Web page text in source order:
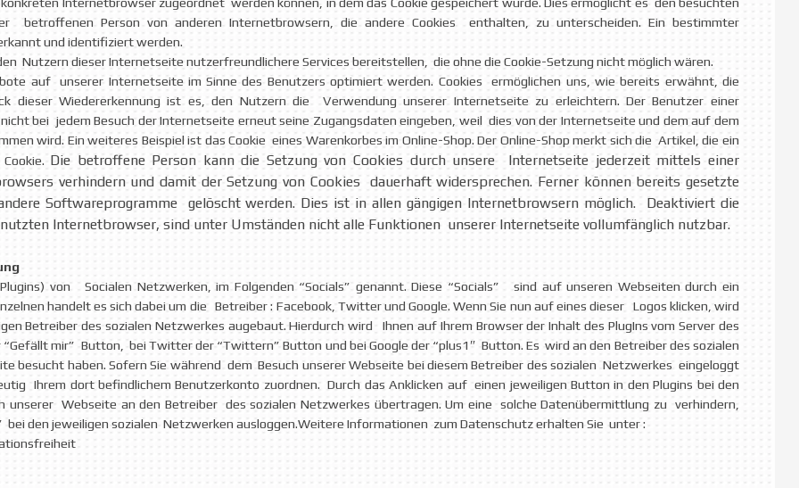
betroffenen Person von anderen Internetbrowsern, die andere Cookies enthalten, zu unterscheiden. Ein bestimmter
und identifiziert werden.
Nutzern dieser Internetseite nutzerfreundlichere Services bereitstellen, die ohne die Cookie-Setzung nicht möglich wären.
auf unserer Internetseite im Sinne des Benutzers optimiert werden. Cookies ermöglichen uns, wie bereits erwähnt, die
dieser Wiedererkennung ist es, den Nutzern die Verwendung unserer Internetseite zu erleichtern. Der Benutzer einer
bei jedem Besuch der Internetseite erneut seine Zugangsdaten eingeben, weil dies von der Internetseite und dem auf dem
wird. Ein weiteres Beispiel ist das Cookie eines Warenkorbes im Online-Shop. Der Online-Shop merkt sich die Artikel, die ein
Die betroffene Person kann die Setzung von Cookies durch unsere Internetseite jederzeit mittels einer
verhindern und damit der Setzung von Cookies dauerhaft widersprechen. Ferner können bereits gesetzte
Softwareprogramme gelöscht werden. Dies ist in allen gängigen Internetbrowsern möglich. Deaktiviert die
Internetbrowser, sind unter Umständen nicht alle Funktionen unserer Internetseite vollumfänglich nutzbar.
von Socialen Netzwerken, im Folgenden “Socials” genannt. Diese “Socials” sind auf unseren Webseiten durch ein
handelt es sich dabei um die Betreiber : Facebook, Twitter und Google. Wenn Sie nun auf eines dieser Logos klicken, wird
Betreiber des sozialen Netzwerkes augebaut. Hierdurch wird Ihnen auf Ihrem Browser der Inhalt des PlugIns vom Server des
“Gefällt mir” Button, bei Twitter der “Twittern” Button und bei Google der “plus1″ Button. Es wird an den Betreiber des sozialen
besucht haben. Sofern Sie während dem Besuch unserer Webseite bei diesem Betreiber des sozialen Netzwerkes eingeloggt
Ihrem dort befindlichem Benutzerkonto zuordnen. Durch das Anklicken auf einen jeweiligen Button in den Plugins bei den
Webseite an den Betreiber des sozialen Netzwerkes übertragen. Um eine solche Datenübermittlung zu verhindern,
bei den jeweiligen sozialen Netzwerken ausloggen.Weitere Informationen zum Datenschutz erhalten Sie unter :